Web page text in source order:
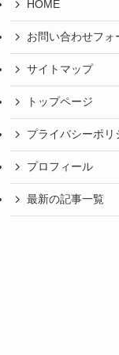
HOME
お問い合わせフォ
サイトマップ
トップページ
プライバシーポリ
プロフィール
最新の記事一覧